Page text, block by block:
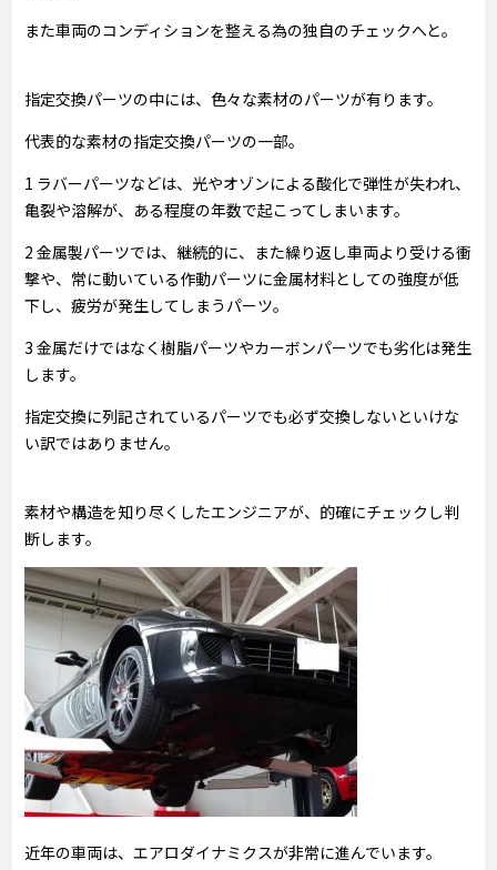
また車両のコンディションを整える為の独自のチェックへと。
指定交換パーツの中には、色々な素材のパーツが有ります。
代表的な素材の指定交換パーツの一部。
1 ラバーパーツなどは、光やオゾンによる酸化で弾性が失われ、
亀裂や溶解が、ある程度の年数で起こってしまいます。
2 金属製パーツでは、継続的に、また繰り返し車両より受ける衝
撃や、常に動いている作動パーツに金属材料としての強度が低
下し、疲労が発生してしまうパーツ。
3 金属だけではなく樹脂パーツやカーボンパーツでも劣化は発生
します。
指定交換に列記されているパーツでも必ず交換しないといけな
い訳ではありません。
素材や構造を知り尽くしたエンジニアが、的確にチェックし判
断します。
近年の車両は、エアロダイナミクスが非常に進んでいます。